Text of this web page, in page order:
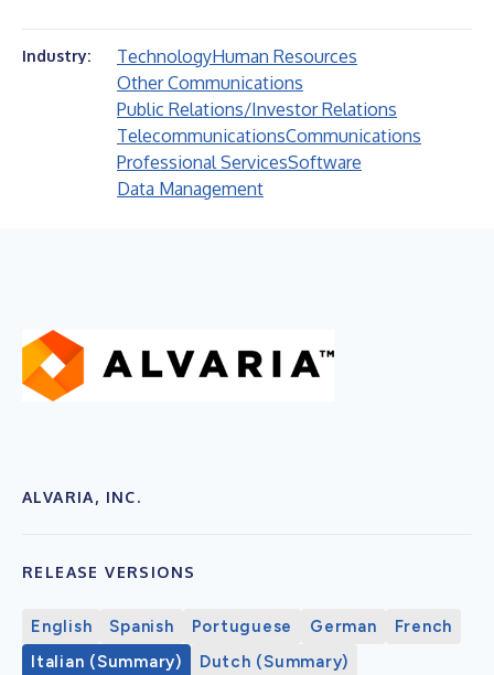
Industry: TechnologyHuman Resources
Other Communications
Public Relations/Investor Relations
TelecommunicationsCommunications
Professional ServicesSoftware
Data Management
ALVARIA, INC.
RELEASE VERSIONS
English Spanish Portuguese German
French
Italian (Summary)
Dutch (Summary)